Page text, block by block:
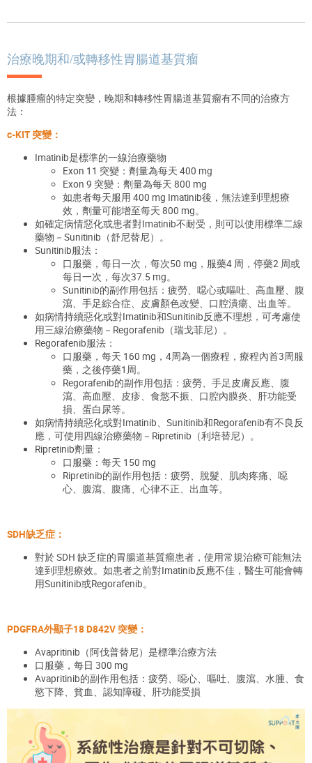
治療晚期和/或轉移性胃腸道基質瘤
根據腫瘤的特定突變，晚期和轉移性胃腸道基質瘤有不同的治療方
法：
c-KIT 突變：
Imatinib是標準的一線治療藥物
Exon 11 突變：劑量為每天 400 mg
Exon 9 突變：劑量為每天 800 mg
如患者每天服用 400 mg Imatinib後，無法達到理想療
效，劑量可能增至每天 800 mg。
如確定病情惡化或患者對Imatinib不耐受，則可以使用標準二線
藥物－Sunitinib （舒尼替尼） 。
Sunitinib服法：
口服藥，每日一次，每次50 mg，服藥4 周，停藥2 周或
每日一次，每次37.5 mg。
Sunitinib的副作用包括：疲勞、噁心或嘔吐、高血壓、腹
瀉、手足綜合症、皮膚顏色改變、口腔潰瘍、出血等。
如病情持續惡化或對Imatinib和Sunitinib反應不理想，可考慮使
用三線治療藥物－Regorafenib （瑞戈菲尼） 。
Regorafenib服法：
口服藥，每天 160 mg，4周為一個療程，療程內首3周服
藥，之後停藥1周。
Regorafenib的副作用包括：疲勞、手足皮膚反應、腹
瀉、高血壓、皮疹、食慾不振、口腔內膜炎、肝功能受
損、蛋白尿等。
如病情持續惡化或對Imatinib、Sunitinib和Regorafenib有不良反
應，可使用四線治療藥物－Ripretinib （利培替尼） 。
Ripretinib劑量：
口服藥：每天 150 mg
Ripretinib的副作用包括：疲勞、脫髮、肌肉疼痛、噁
心、腹瀉、腹痛、心律不正、出血等。
SDH缺乏症：
對於 SDH 缺乏症的胃腸道基質瘤患者，使用常規治療可能無法
達到理想療效。如患者之前對Imatinib反應不佳，醫生可能會轉
用Sunitinib或Regorafenib。
PDGFRA外顯子18 D842V 突變：
Avapritinib （阿伐普替尼） 是標準治療方法
口服藥，每日 300 mg
Avapritinib的副作用包括：疲勞、噁心、嘔吐、腹瀉、水腫、食
慾下降、貧血、認知障礙、肝功能受損